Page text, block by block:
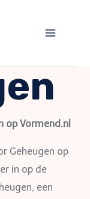
op Vormend.nl
Geheugen op
in op de
een